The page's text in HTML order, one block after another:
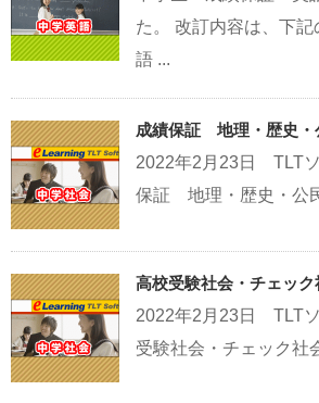
た。 改訂内容は、下
語 ...
成績保証 地理・歴史・
2022年2月23日 TLT
保証 地理・歴史・公
高校受験社会・チェッ
2022年2月23日 TLT
受験社会・チェック社